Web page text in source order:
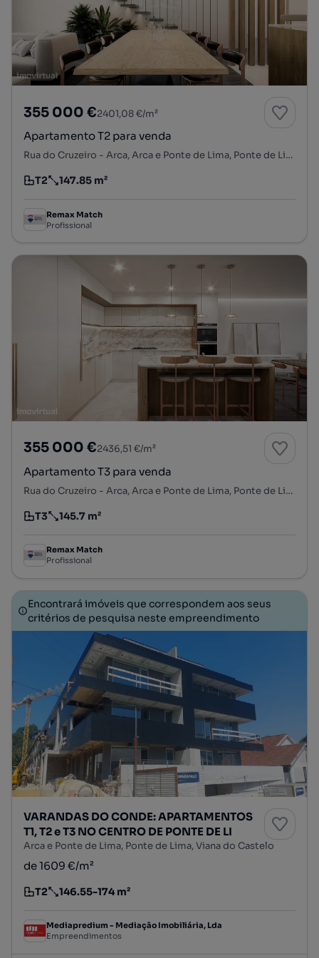
355 000 €2401,08 €/m²
Apartamento T2 para venda
Rua do Cruzeiro - Arca, Arca e Ponte de Lima, Ponte de Lima, Viana do Castelo
Tipologia
T2
Preço por metro quadrado
147.85 m²
Remax Match
Profissional
355 000 €2436,51 €/m²
Apartamento T3 para venda
Rua do Cruzeiro - Arca, Arca e Ponte de Lima, Ponte de Lima, Viana do Castelo
Tipologia
T3
Preço por metro quadrado
145.7 m²
Remax Match
Profissional
Encontrará imóveis que correspondem aos seus
critérios de pesquisa neste empreendimento
VARANDAS DO CONDE: APARTAMENTOS
T1, T2 e T3 NO CENTRO DE PONTE DE LI
Arca e Ponte de Lima, Ponte de Lima, Viana do Castelo
de 1609 €/m²
Tipologia
T2
Preço por metro quadrado
146.55-174 m²
Mediapredium - Mediação Imobiliária, Lda
Empreendimentos